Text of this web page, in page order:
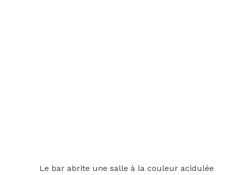
Le bar abrite une salle à la couleur acidulée